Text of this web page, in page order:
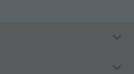
to wszystko, możesz